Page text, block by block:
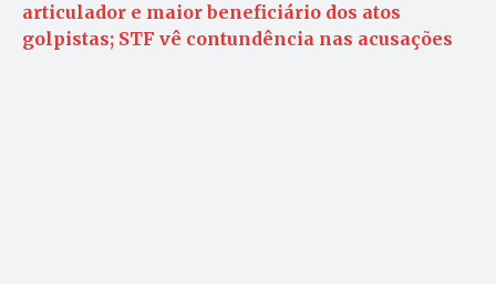
articulador e maior beneficiário dos atos
golpistas; STF vê contundência nas acusações